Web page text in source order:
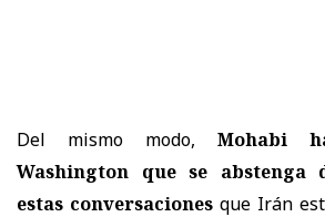
Del mismo modo, Mohabi
Washington que se
estas conversaciones que Irán